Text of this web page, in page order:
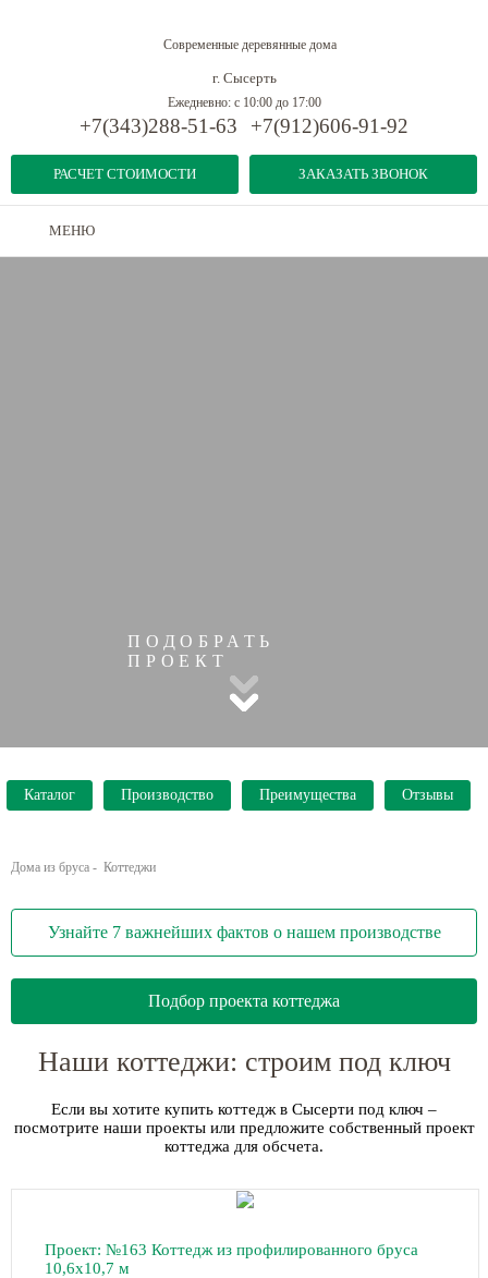
Современные деревянные дома
г. Сысерть
РАСЧЕТ СТОИМОСТИ
Ежедневно: с 10:00 до 17:00
+7(343)288-51-63 +7(912)606-91-92
ЗАКАЗАТЬ ЗВОНОК
МЕНЮ
ПОДОБРАТЬ
ПРОЕКТ
Каталог Производство Преимущества Отзывы
Дома из бруса - Коттеджи
Узнайте 7 важнейших фактов о нашем производстве
Подбор проекта коттеджа
Наши коттеджи: строим под ключ
Если вы хотите купить коттедж в Сысерти под ключ –
посмотрите наши проекты или предложите собственный проект
коттеджа для обсчета.
Проект: №163 Коттедж из профилированного бруса
10,6х10,7 м